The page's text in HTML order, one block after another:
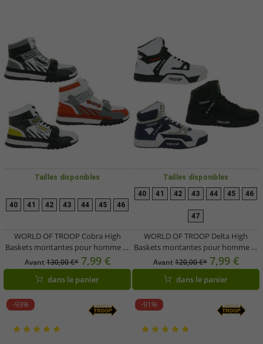
Tailles disponibles
40 41 42 43 44 45 46
WORLD OF TROOP Cobra High
Baskets montantes pour homme et
femme - Style rétro - Référence
80104 - Coloris : Blanc/Noir/Jaune,
Blanc/Gris/Rouge ou Blanc/Noir
Avant130,00 €* 7,99 €
dans le panier
Tailles disponibles
40 41 42 43 44 45 46
47
WORLD OF TROOP Delta High
Baskets montantes pour homme et
femme, style skate rétro, référence
80102, blanc/bleu, blanc/noir ou noir
Avant120,00 €* 7,99 €
dans le panier
-93% -91%